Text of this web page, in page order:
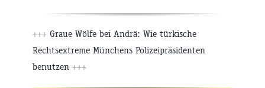
+++ Graue Wölfe bei Andrä: Wie türkische
Rechtsextreme Münchens Polizeipräsidenten
benutzen +++